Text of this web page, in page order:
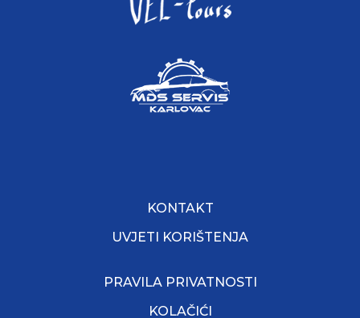
KONTAKT
UVJETI KORIŠTENJA
PRAVILA PRIVATNOSTI
KOLAČIĆI